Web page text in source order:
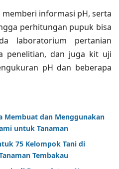
informasi pH, serta
perhitungan pupuk bisa
laboratorium pertanian
penelitian, dan juga kit uji
pH dan beberapa
Membuat dan Menggunakan
untuk Tanaman
75 Kelompok Tani di
Tembakau